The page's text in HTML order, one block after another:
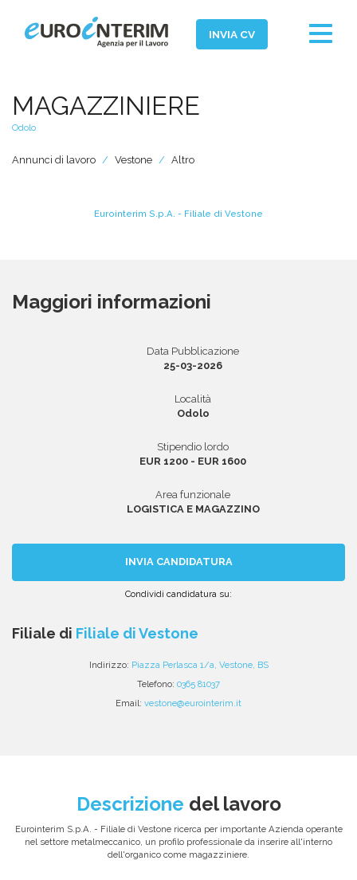
INVIA CV
Toggle
Chi Siamo
Servizi
Domande e Risposte
Lavora con noi
INVIA CV
MAGAZZINIERE
Odolo
Annunci di lavoro Vestone Altro
Eurointerim S.p.A. - Filiale di Vestone
Maggiori informazioni
Data Pubblicazione
25-03-2026
Località
Odolo
Stipendio lordo
EUR 1200 - EUR 1600
Area funzionale
LOGISTICA E MAGAZZINO
INVIA CANDIDATURA
Condividi candidatura su:
email
Facebook
Twitter
Linkedin
WhatsApp
Filiale di Filiale di Vestone
Indirizzo: Piazza Perlasca 1/a, Vestone, BS
Telefono: 0365 81037
Email: vestone@eurointerim.it
Descrizione del lavoro
Eurointerim S.p.A. - Filiale di Vestone ricerca per importante Azienda operante
nel settore metalmeccanico, un profilo professionale da inserire all'interno
dell'organico come magazziniere.